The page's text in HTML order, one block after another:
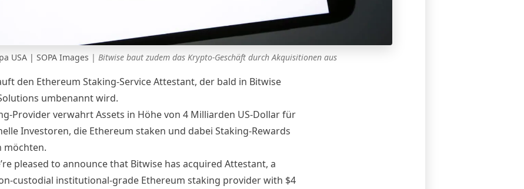
USA | SOPA Images | Bitwise baut zudem das Krypto-Geschäft durch Akquisitionen aus
den Ethereum Staking-Service Attestant, der bald in Bitwise
umbenannt wird.
Provider verwahrt Assets in Höhe von 4 Milliarden US-Dollar für
Investoren, die Ethereum staken und dabei Staking-Rewards
möchten.
pleased to announce that Bitwise has acquired Attestant, a
custodial institutional-grade Ethereum staking provider with $4